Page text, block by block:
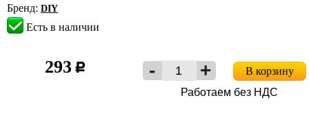
Бренд: DIY
Есть в наличии
293 c
В корзину
Работаем без НДС